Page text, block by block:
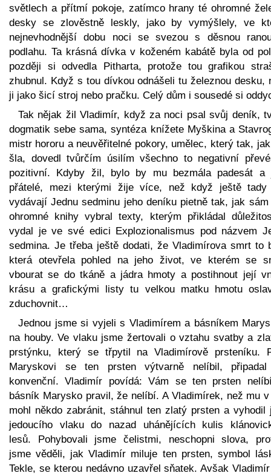
světlech a přítmí pokoje, zatímco hrany té ohromné
desky se zlověstně leskly, jako by vymýšlely, ve
nejnevhodnější dobu noci se svezou s děsnou
podlahu. Ta krásná dívka v koženém kabátě byla od
později si odvedla Pitharta, protože tou grafikou
zhubnul. Když s tou dívkou odnášeli tu železnou desku,
ji jako šicí stroj nebo pračku. Celý dům i sousedé si
Tak nějak žil Vladimír, když za noci psal svůj deník,
dogmatik sebe sama, syntéza knížete Myškina a
mistr hororu a neuvěřitelné pokory, umělec, který tak,
šla, dovedl tvůrčím úsilím všechno to negativní
pozitivní. Kdyby žil, bylo by mu bezmála padesát a
přátelé, mezi kterými žije více, než když ještě tady
vydávají Jednu sedminu jeho deníku pietně tak, jak
ohromné knihy vybral texty, kterým přikládal
vydal je ve své edici Explozionalismus pod názvem
sedmina. Je třeba ještě dodati, že Vladimírova smrt to
která otevřela pohled na jeho život, ve kterém se
vbourat se do tkáně a jádra hmoty a postihnout její
krásu a grafickými listy tu velkou matku hmotu
zduchovnit…
Jednou jsme si vyjeli s Vladimírem a básníkem
na houby. Ve vlaku jsme žertovali o vztahu svatby a
prstýnku, který se třpytil na Vladimírově prsteníku.
Maryskovi se ten prsten výtvarně nelíbil,
konvenční. Vladimír povídá: Vám se ten prsten
básník Marysko pravil, že nelíbí. A Vladimírek, než mu
mohl někdo zabránit, stáhnul ten zlatý prsten a vyhodil
jedoucího vlaku do nazad uhánějících kulis
lesů. Pohybovali jsme čelistmi, neschopni slova,
jsme věděli, jak Vladimír miluje ten prsten, symbol
Tekle, se kterou nedávno uzavřel sňatek. Avšak